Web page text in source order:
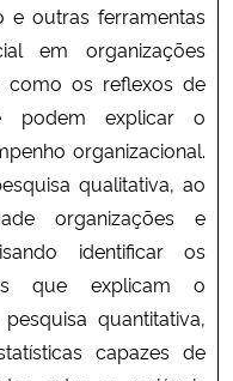
e outras ferramentas
em organizações
como os reflexos de
podem explicar o
organizacional.
qualitativa, ao
organizações e
identificar os
que explicam o
quantitativa,
capazes de